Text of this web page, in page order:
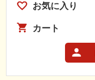
お気に入り
カート